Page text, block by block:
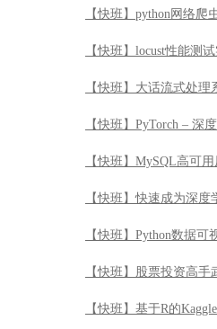
【快班】python网络爬
【快班】locust性能测
【快班】大话流式处
【快班】PyTorch – 深
【快班】MySQL高可
【快班】快速成为深度
【快班】Python数据可
【快班】股票投资高
【快班】基于R的